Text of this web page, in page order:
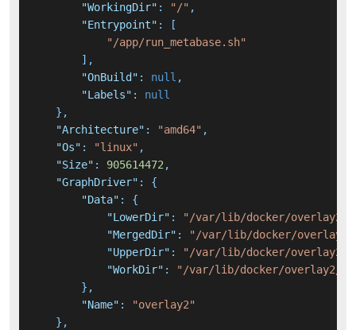
"WorkingDir" : "/" ,
"Entrypoint" :
[
"/app/run_metabase.sh"
] ,
"OnBuild" : null ,
"Labels" :
null
} ,
"Architecture" : "amd64" ,
"Os" : "linux" ,
"Size" : 905614472,
"GraphDriver" :
{
"Data" :
{
"LowerDir" :
"/var/lib/docker/overlay2/
"MergedDir" :
"/var/lib/docker/overlay2/
"UpperDir" :
"/var/lib/docker/overlay2/
"WorkDir" :
"/var/lib/docker/overlay2/
} ,
"Name" :
"overlay2"
} ,